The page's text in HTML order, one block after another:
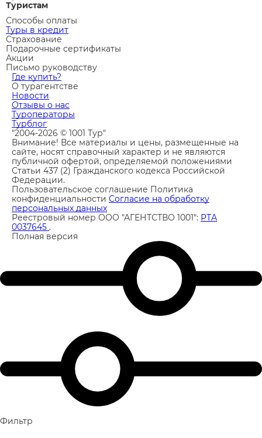
Туристам
Способы оплаты
Туры в кредит
Страхование
Подарочные сертификаты
Акции
Письмо руководству
Где купить?
О турагентстве
Новости
Отзывы о нас
Туроператоры
Турблог
"2004-2026 © 1001 Тур"
Внимание! Все материалы и цены, размещенные на
сайте, носят справочный характер и не являются
публичной офертой, определяемой положениями
Статьи 437 (2) Гражданского кодекса Российской
Федерации.
Пользовательское соглашение Политика
конфиденциальности Согласие на обработку
персональных данных
Реестровый номер ООО "АГЕНТСТВО 1001": РТА
0037645 .
Полная версия
Фильтр